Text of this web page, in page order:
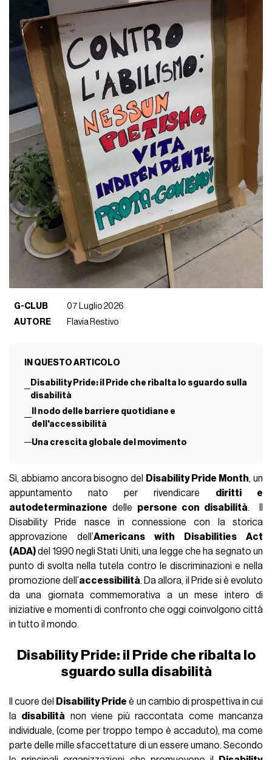
G-CLUB
07 Luglio 2026
AUTORE
Flavia Restivo
IN QUESTO ARTICOLO
Disability Pride: il Pride che ribalta lo sguardo sulla
disabilità
Il nodo delle barriere quotidiane e
dell'accessibilità
Una crescita globale del movimento
Sì, abbiamo ancora bisogno del Disability Pride Month, un
appuntamento nato per rivendicare diritti e
autodeterminazione delle persone con disabilità. Il
Disability Pride nasce in connessione con la storica
approvazione dell’Americans with Disabilities Act
(ADA)del 1990 negli Stati Uniti, una legge che ha segnato un
punto di svolta nella tutela contro le discriminazioni e nella
promozione dell’accessibilità. Da allora, il Pride si è evoluto
da una giornata commemorativa a un mese intero di
iniziative e momenti di confronto che oggi coinvolgono città
in tutto il mondo.
Disability Pride: il Pride che ribalta lo
sguardo sulla disabilità
Il cuore del Disability Pride è un cambio di prospettiva in cui
la disabilità non viene più raccontata come mancanza
individuale, (come per troppo tempo è accaduto), ma come
parte delle mille sfaccettature di un essere umano. Secondo